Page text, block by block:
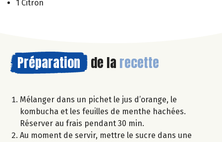
1 Citron
Préparation de la recette
Mélanger dans un pichet le jus d’orange, le
kombucha et les feuilles de menthe hachées.
Réserver au frais pendant 30 min.
Au moment de servir, mettre le sucre dans une